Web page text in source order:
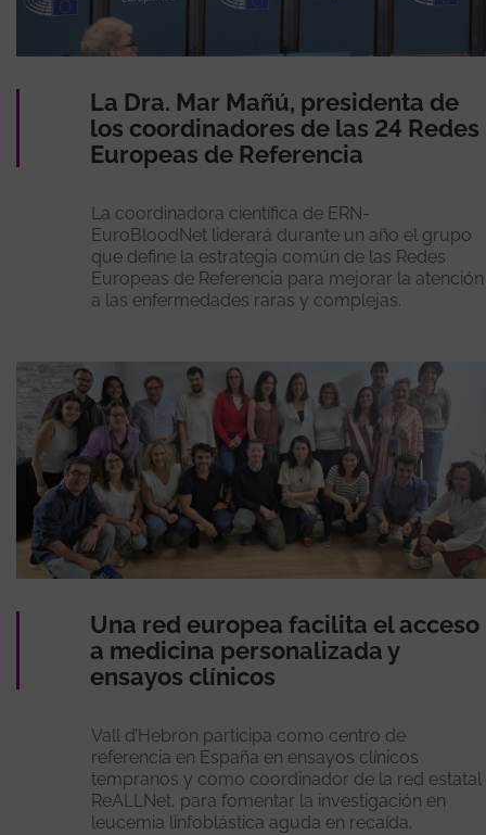
La Dra. Mar Mañú, presidenta de
los coordinadores de las 24 Redes
Europeas de Referencia
La coordinadora científica de ERN-
EuroBloodNet liderará durante un año el grupo
que define la estrategia común de las Redes
Europeas de Referencia para mejorar la atención
a las enfermedades raras y complejas.
Una red europea facilita el acceso
a medicina personalizada y
ensayos clínicos
Vall d’Hebron participa como centro de
referencia en España en ensayos clínicos
tempranos y como coordinador de la red estatal
ReALLNet, para fomentar la investigación en
leucemia linfoblástica aguda en recaída.